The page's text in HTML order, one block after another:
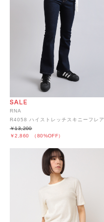
RNA
R4058 ハイストレッチスキニーフレア
￥2,860 （80%OFF）
￥13,200